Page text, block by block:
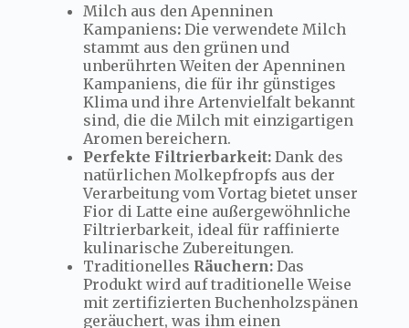
Milch aus den Apenninen
Kampaniens:Die verwendete Milch
stammt aus den grünen und
unberührten Weiten der Apenninen
Kampaniens, die für ihr günstiges
Klima und ihre Artenvielfalt bekannt
sind, die die Milch mit einzigartigen
Aromen bereichern.
Perfekte Filtrierbarkeit:Dank des
natürlichen Molkepfropfs aus der
Verarbeitung vom Vortag bietet unser
Fior di Latte eine außergewöhnliche
Filtrierbarkeit, ideal für raffinierte
kulinarische Zubereitungen.
Traditionelles Räuchern:Das
Produkt wird auf traditionelle Weise
mit zertifizierten Buchenholzspänen
geräuchert, was ihm einen